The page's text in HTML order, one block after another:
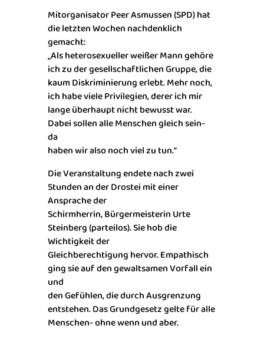
Mitorganisator Peer Asmussen (SPD) hat
die letzten Wochen nachdenklich
gemacht:
„Als heterosexueller weißer Mann gehöre
ich zu der gesellschaftlichen Gruppe, die
kaum Diskriminierung erlebt. Mehr noch,
ich habe viele Privilegien, derer ich mir
lange überhaupt nicht bewusst war.
Dabei sollen alle Menschen gleich sein-
da
haben wir also noch viel zu tun.“
Die Veranstaltung endete nach zwei
Stunden an der Drostei mit einer
Ansprache der
Schirmherrin, Bürgermeisterin Urte
Steinberg (parteilos). Sie hob die
Wichtigkeit der
Gleichberechtigung hervor. Empathisch
ging sie auf den gewaltsamen Vorfall ein
und
den Gefühlen, die durch Ausgrenzung
entstehen. Das Grundgesetz gelte für alle
Menschen- ohne wenn und aber.